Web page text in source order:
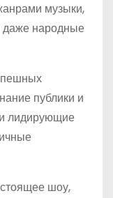
музыки,
даже народные
публики и
лидирующие
шоу,